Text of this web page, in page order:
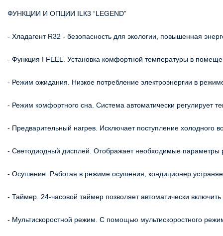
ФУНКЦИИ И ОПЦИИ ILК3 “LEGEND”
- Хладагент R32 - безопасность для экологии, повышенная
- Функция I FEEL. Установка комфортной температуры в
- Режим ожидания. Низкое потребление электроэнергии в
- Режим комфортного сна. Система автоматически регулирует
- Предварительный нагрев. Исключает поступление холодного
- Светодиодный дисплей. Отображает необходимые параметры
- Осушение. Работая в режиме осушения, кондиционер
- Таймер. 24-часовой таймер позволяет автоматически
- Мультискоростной режим. С помощью мультискоростного